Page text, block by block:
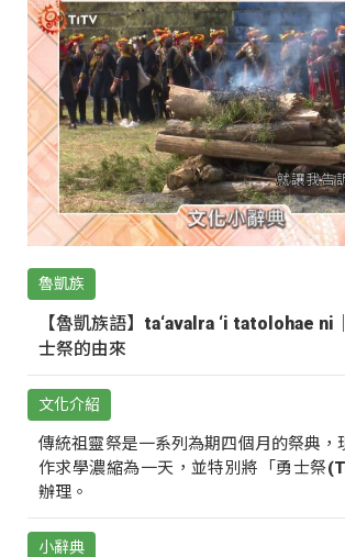
魯凱族
【魯凱族語】ta‘avalra ‘i tatolohae ni
士祭的由來
文化介紹
傳統祖靈祭是一系列為期四個月的祭典，
作求學濃縮為一天，並特別將「勇士祭
辦理。
小辭典